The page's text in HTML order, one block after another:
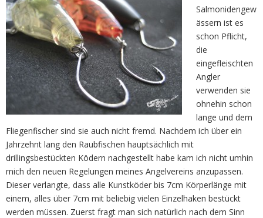
Salmonidengew
ässern ist es
schon Pflicht,
die
eingefleischten
Angler
verwenden sie
ohnehin schon
lange und dem
Fliegenfischer sind sie auch nicht fremd. Nachdem ich über ein
Jahrzehnt lang den Raubfischen hauptsächlich mit
drillingsbestückten Ködern nachgestellt habe kam ich nicht umhin
mich den neuen Regelungen meines Angelvereins anzupassen.
Dieser verlangte, dass alle Kunstköder bis 7cm Körperlänge mit
einem, alles über 7cm mit beliebig vielen Einzelhaken bestückt
werden müssen. Zuerst fragt man sich natürlich nach dem Sinn